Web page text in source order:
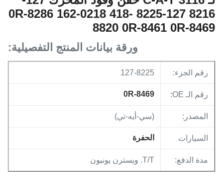
8216 127-8225 0R-8286 162-0218 418-
8820 0R-8461 0R-8469
ورقة بيانات المنتج التفصيلية:
رقم الجزء: 127-8225
رقم الـ OE: 0R-8469
المصدر: (سي-أيه-تي)
السيارات الحفرة
مدة الدفع: T/T. ويسترن يونيون